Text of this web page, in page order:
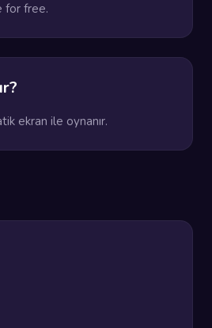
for free.
ekran ile oynanır.